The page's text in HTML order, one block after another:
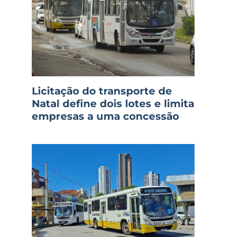
Licitação do transporte de
Natal define dois lotes e limita
empresas a uma concessão